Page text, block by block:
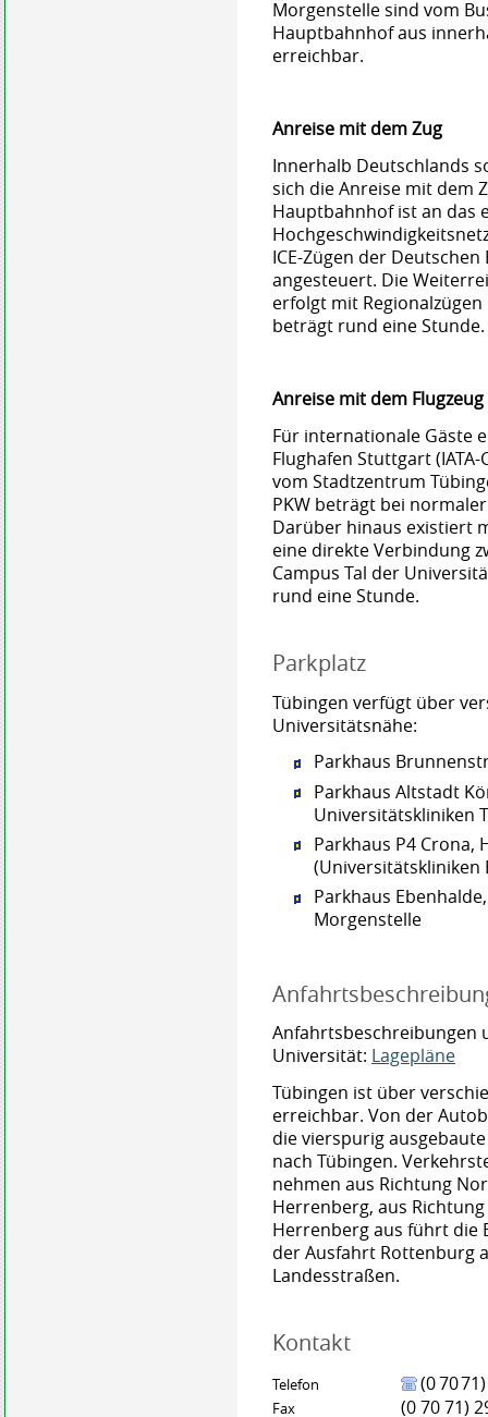
Morgenstelle sind vom
Hauptbahnhof aus
erreichbar.
Anreise mit dem Zug
Innerhalb Deutschlands
sich die Anreise mit dem
Hauptbahnhof ist an das
ICE-Zügen der
angesteuert. Die
erfolgt mit
beträgt rund eine Stunde.
Anreise mit dem Flugzeug
Für internationale Gäste
Flughafen Stuttgart
vom Stadtzentrum
PKW beträgt bei
Darüber hinaus existiert
eine direkte Verbindung
Campus Tal der
rund eine Stunde.
Parkplatz
Tübingen verfügt über
Universitätsnähe:
Parkhaus
Parkhaus Altstadt
Universitätskliniken
Parkhaus P4 Crona,
(Universitätskliniken
Parkhaus
Morgenstelle
Anfahrtsbeschreibungen
Universität: Lagepläne
Tübingen ist über
erreichbar. Von der
die vierspurig
nach Tübingen.
nehmen aus Richtung
Herrenberg, aus
Herrenberg aus führt die
der Ausfahrt Rottenburg
Landesstraßen.
Kontakt
Telefon (070
Fax (07071)